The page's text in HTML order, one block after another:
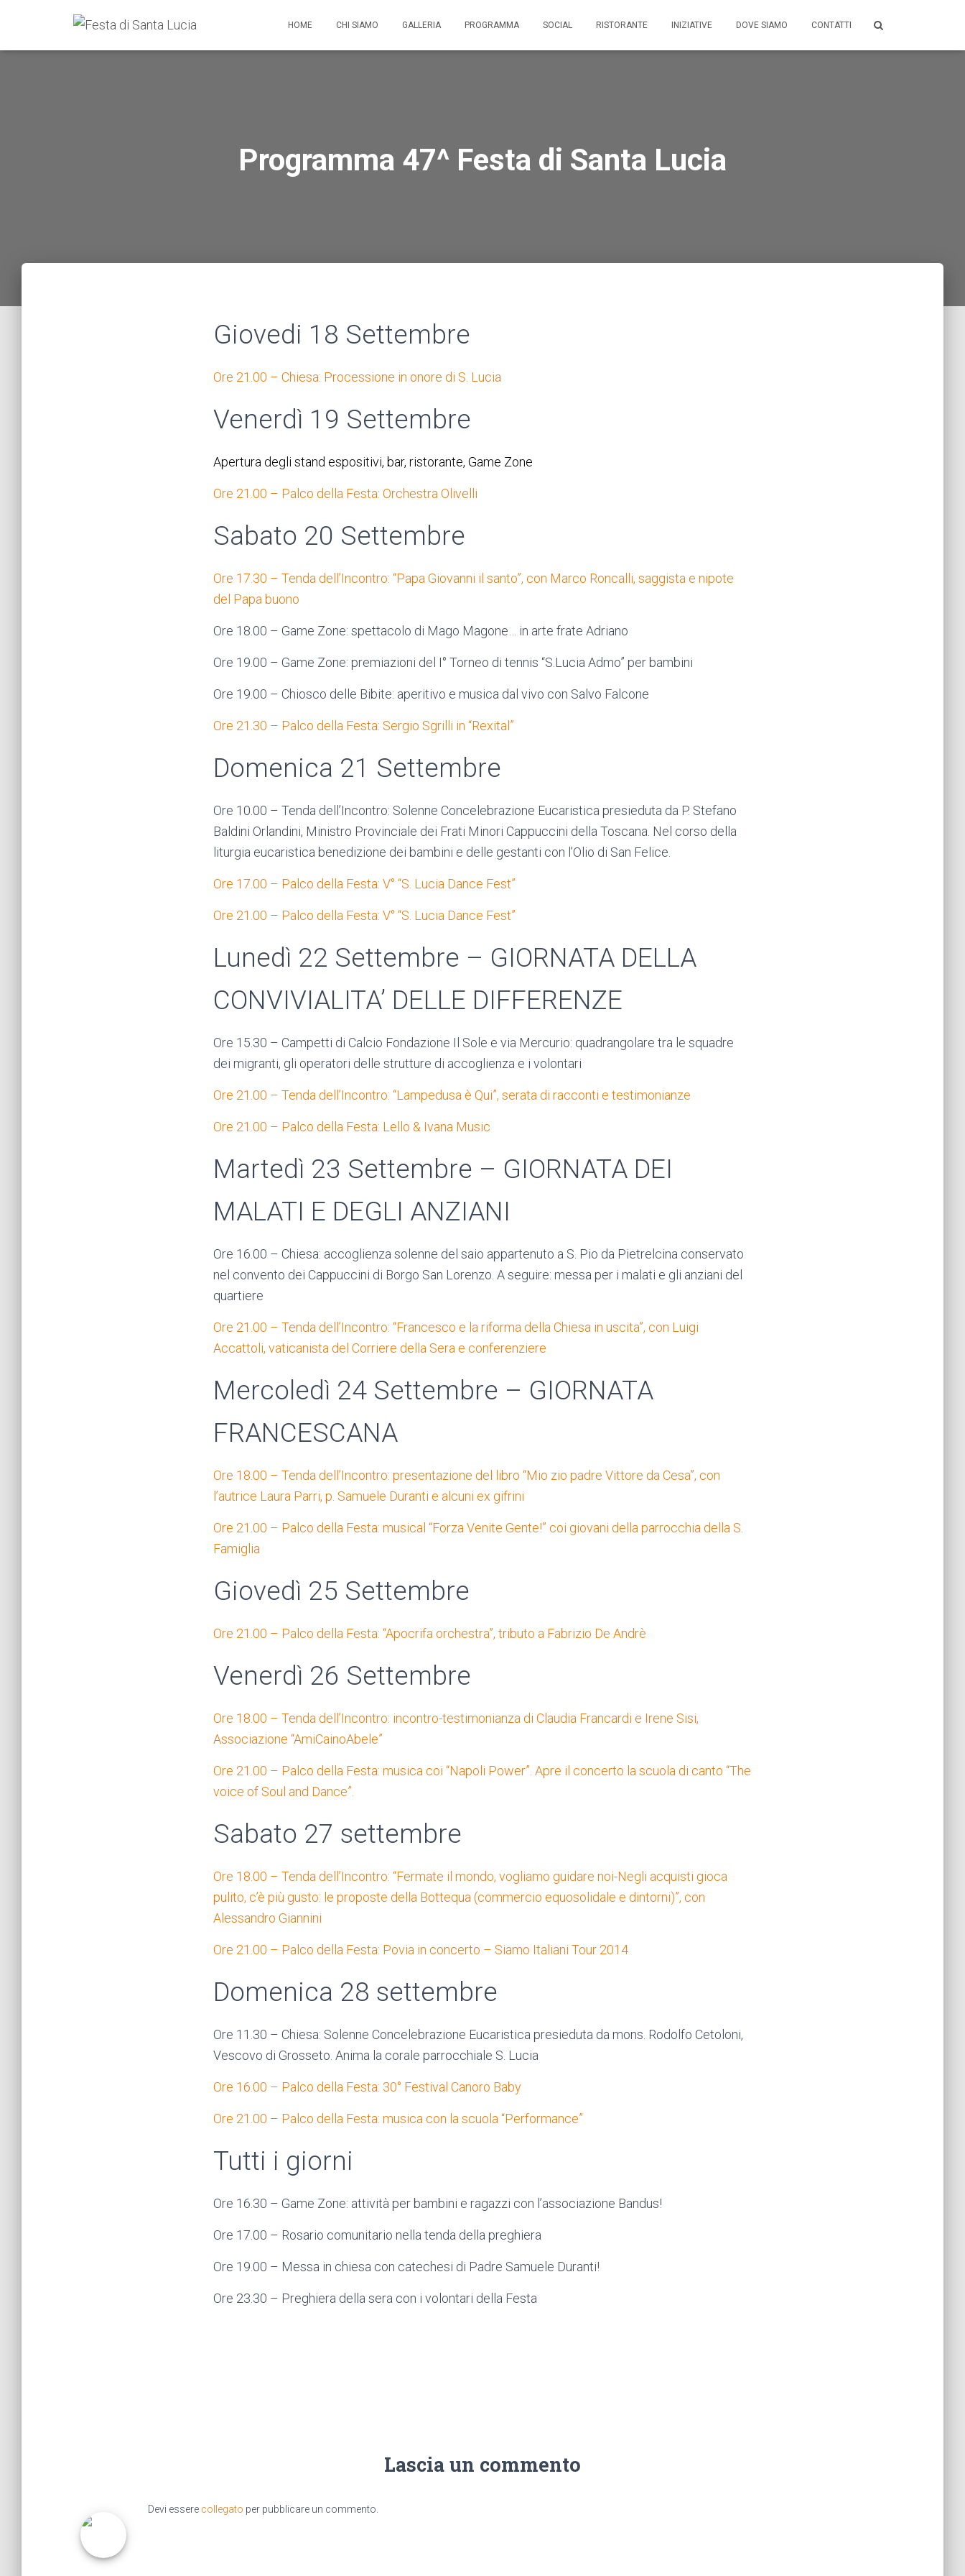
HOME CHI SIAMO GALLERIA PROGRAMMA SOCIAL RISTORANTE INIZIATIVE DOVE SIAMO CONTATTI
Programma 47^ Festa di Santa Lucia
Giovedi 18 Settembre
Ore 21.00 – Chiesa: Processione in onore di S. Lucia
Venerdì 19 Settembre
Apertura degli stand espositivi, bar, ristorante, Game Zone
Ore 21.00 – Palco della Festa: Orchestra Olivelli
Sabato 20 Settembre
Ore 17.30 – Tenda dell’Incontro: “Papa Giovanni il santo”, con Marco Roncalli, saggista e nipote
del Papa buono
Ore 18.00 – Game Zone: spettacolo di Mago Magone… in arte frate Adriano
Ore 19.00 – Game Zone: premiazioni del I° Torneo di tennis “S.Lucia Admo” per bambini
Ore 19.00 – Chiosco delle Bibite: aperitivo e musica dal vivo con Salvo Falcone
Ore 21.30 – Palco della Festa: Sergio Sgrilli in “Rexital”
Domenica 21 Settembre
Ore 10.00 – Tenda dell’Incontro: Solenne Concelebrazione Eucaristica presieduta da P. Stefano
Baldini Orlandini, Ministro Provinciale dei Frati Minori Cappuccini della Toscana. Nel corso della
liturgia eucaristica benedizione dei bambini e delle gestanti con l’Olio di San Felice.
Ore 17.00 – Palco della Festa: V° “S. Lucia Dance Fest”
Ore 21.00 – Palco della Festa: V° “S. Lucia Dance Fest”
Lunedì 22 Settembre – GIORNATA DELLA
CONVIVIALITA’ DELLE DIFFERENZE
Ore 15.30 – Campetti di Calcio Fondazione Il Sole e via Mercurio: quadrangolare tra le squadre
dei migranti, gli operatori delle strutture di accoglienza e i volontari
Ore 21.00 – Tenda dell’Incontro: “Lampedusa è Qui”, serata di racconti e testimonianze
Ore 21.00 – Palco della Festa: Lello & Ivana Music
Martedì 23 Settembre – GIORNATA DEI
MALATI E DEGLI ANZIANI
Ore 16.00 – Chiesa: accoglienza solenne del saio appartenuto a S. Pio da Pietrelcina conservato
nel convento dei Cappuccini di Borgo San Lorenzo. A seguire: messa per i malati e gli anziani del
quartiere
Ore 21.00 – Tenda dell’Incontro: “Francesco e la riforma della Chiesa in uscita”, con Luigi
Accattoli, vaticanista del Corriere della Sera e conferenziere
Mercoledì 24 Settembre – GIORNATA
FRANCESCANA
Ore 18.00 – Tenda dell’Incontro: presentazione del libro “Mio zio padre Vittore da Cesa”, con
l’autrice Laura Parri, p. Samuele Duranti e alcuni ex gifrini
Ore 21.00 – Palco della Festa: musical “Forza Venite Gente!” coi giovani della parrocchia della S.
Famiglia
Giovedì 25 Settembre
Ore 21.00 – Palco della Festa: “Apocrifa orchestra”, tributo a Fabrizio De Andrè
Venerdì 26 Settembre
Ore 18.00 – Tenda dell’Incontro: incontro-testimonianza di Claudia Francardi e Irene Sisi,
Associazione “AmiCainoAbele”
Ore 21.00 – Palco della Festa: musica coi “Napoli Power”. Apre il concerto la scuola di canto “The
voice of Soul and Dance”.
Sabato 27 settembre
Ore 18.00 – Tenda dell’Incontro: “Fermate il mondo, vogliamo guidare noi-Negli acquisti gioca
pulito, c’è più gusto: le proposte della Bottequa (commercio equosolidale e dintorni)”, con
Alessandro Giannini
Ore 21.00 – Palco della Festa: Povia in concerto – Siamo Italiani Tour 2014
Domenica 28 settembre
Ore 11.30 – Chiesa: Solenne Concelebrazione Eucaristica presieduta da mons. Rodolfo Cetoloni,
Vescovo di Grosseto. Anima la corale parrocchiale S. Lucia
Ore 16.00 – Palco della Festa: 30° Festival Canoro Baby
Ore 21.00 – Palco della Festa: musica con la scuola “Performance”
Tutti i giorni
Ore 16.30 – Game Zone: attività per bambini e ragazzi con l’associazione Bandus!
Ore 17.00 – Rosario comunitario nella tenda della preghiera
Ore 19.00 – Messa in chiesa con catechesi di Padre Samuele Duranti!
Ore 23.30 – Preghiera della sera con i volontari della Festa
Lascia un commento
Devi essere collegato per pubblicare un commento.